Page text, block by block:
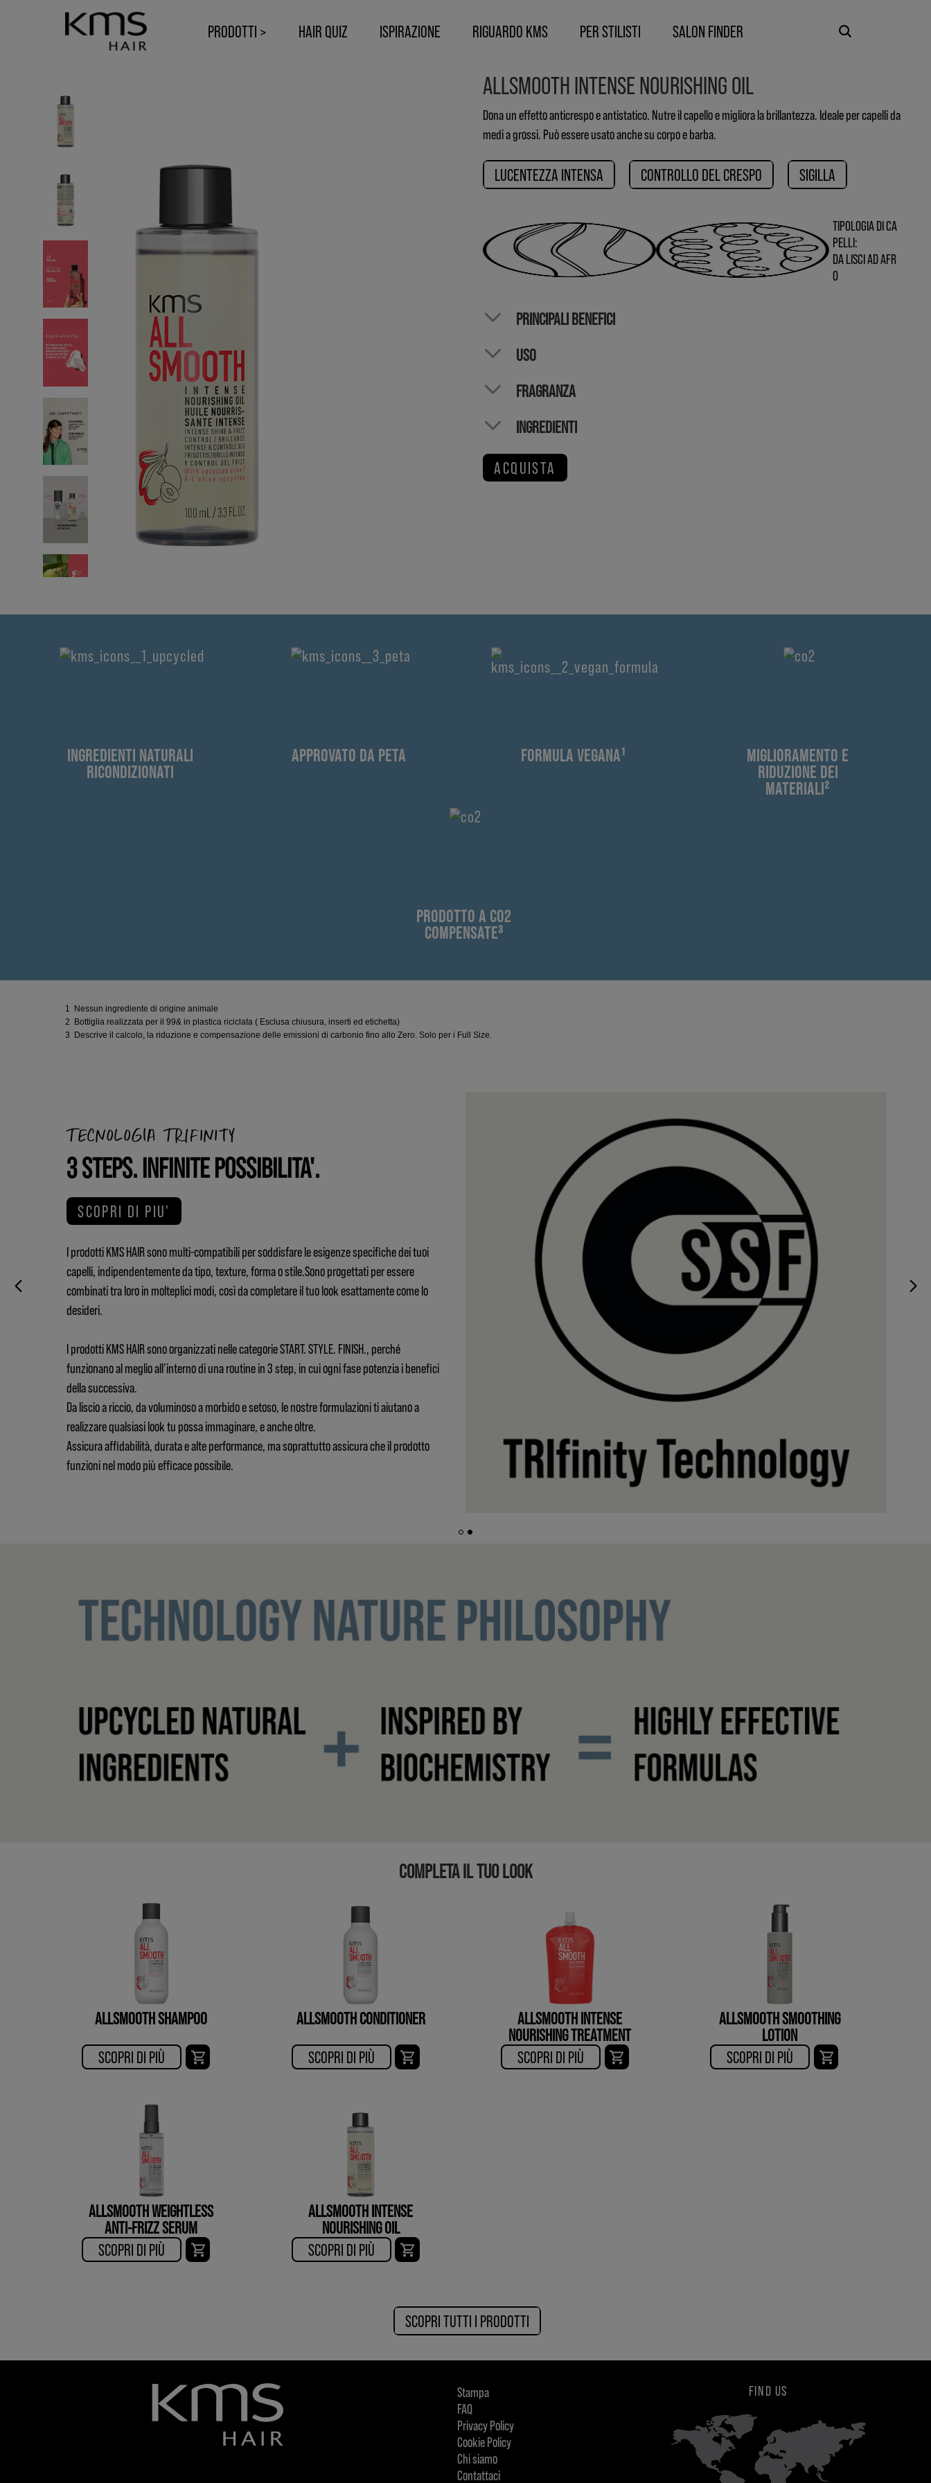
PRODOTTI > HAIR QUIZ ISPIRAZIONE RIGUARDO KMS PER STILISTI​ SALON FINDER
ALLSMOOTH INTENSE NOURISHING OIL
Dona un effetto anticrespo e antistatico. Nutre il capello e migliora la brillantezza. Ideale per capelli da
medi a grossi. Può essere usato anche su corpo e barba.
LUCENTEZZA INTENSA CONTROLLO DEL CRESPO SIGILLA
TIPOLOGIA DI CA
PELLI:
DA LISCI AD AFR
O
PRINCIPALI BENEFICI
USO
FRAGRANZA
INGREDIENTI
ACQUISTA
INGREDIENTI NATURALI
RICONDIZIONATI
APPROVATO DA PETA FORMULA VEGANA¹
MIGLIORAMENTO E
RIDUZIONE DEI
MATERIALI²
PRODOTTO A CO2
COMPENSATE³
1 Nessun ingrediente di origine animale
2 Bottiglia realizzata per il 99& in plastica riciclata ( Esclusa chiusura, inserti ed etichetta)
3 Descrive il calcolo, la riduzione e compensazione delle emissioni di carbonio fino allo Zero. Solo per i Full Size.
TECNOLOGIA TRIFINITY
3 STEPS. INFINITE POSSIBILITA'.
SCOPRI DI PIU'
I prodotti KMS HAIR sono multi-compatibili per soddisfare le esigenze specifiche dei tuoi
capelli, indipendentemente da tipo, texture, forma o stile.Sono progettati per essere
combinati tra loro in molteplici modi, così da completare il tuo look esattamente come lo
desideri.
I prodotti KMS HAIR sono organizzati nelle categorie START. STYLE. FINISH., perché
funzionano al meglio all’interno di una routine in 3 step, in cui ogni fase potenzia i benefici
della successiva.
Da liscio a riccio, da voluminoso a morbido e setoso, le nostre formulazioni ti aiutano a
realizzare qualsiasi look tu possa immaginare, e anche oltre.
Assicura affidabilità, durata e alte performance, ma soprattutto assicura che il prodotto
funzioni nel modo più efficace possibile.
COMPLETA IL TUO LOOK
ALLSMOOTH SHAMPOO
SCOPRI DI PIÙ​
ALLSMOOTH CONDITIONER
SCOPRI DI PIÙ​
ALLSMOOTH INTENSE
NOURISHING TREATMENT
SCOPRI DI PIÙ​
ALLSMOOTH SMOOTHING
LOTION
SCOPRI DI PIÙ​
ALLSMOOTH WEIGHTLESS
ANTI-FRIZZ SERUM
SCOPRI DI PIÙ​
ALLSMOOTH INTENSE
NOURISHING OIL
SCOPRI DI PIÙ​
SCOPRI TUTTI I PRODOTTI
Stampa
FAQ
Privacy Policy
Cookie Policy
Chi siamo
Contattaci
FIND US